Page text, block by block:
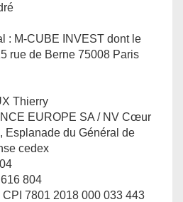
: M-CUBE INVEST dont le
rue de Berne 75008 Paris
Thierry
EUROPE SA / NV Cœur
Esplanade du Général de
cedex
804
CPI 7801 2018 000 033 443